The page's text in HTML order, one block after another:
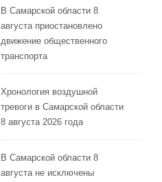
В Самарской области 8
августа приостановлено
движение общественного
транспорта
Хронология воздушной
тревоги в Самарской области
8 августа 2026 года
В Самарской области 8
августа не исключены